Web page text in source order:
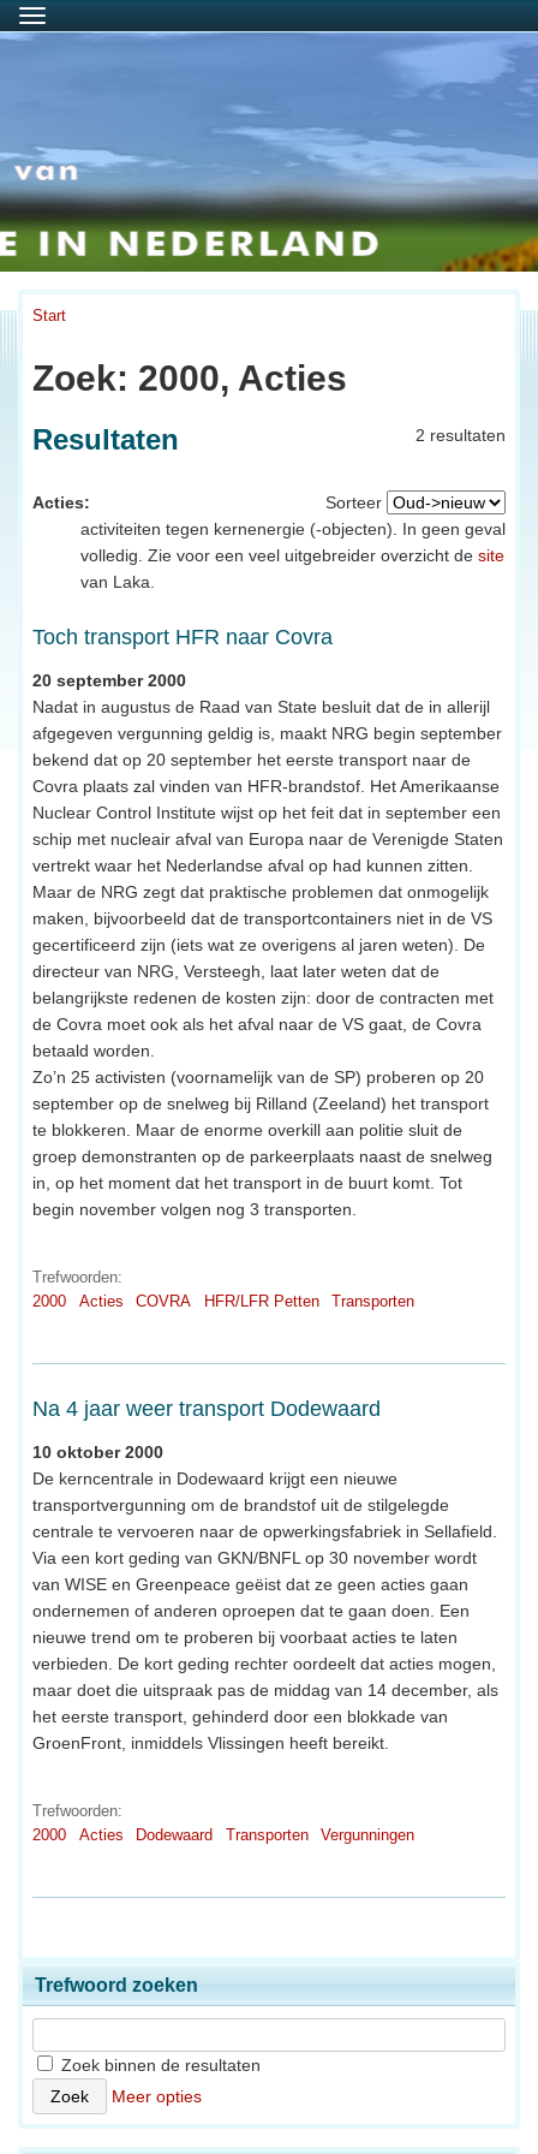
Menu
Start
Zoek: 2000, Acties
2 resultaten
Resultaten
Sorteer
Acties:
activiteiten tegen kernenergie (-objecten). In geen geval
volledig. Zie voor een veel uitgebreider overzicht de site
van Laka.
Toch transport HFR naar Covra
20 september 2000
Nadat in augustus de Raad van State besluit dat de in allerijl
afgegeven vergunning geldig is, maakt NRG begin september
bekend dat op 20 september het eerste transport naar de
Covra plaats zal vinden van HFR-brandstof. Het Amerikaanse
Nuclear Control Institute wijst op het feit dat in september een
schip met nucleair afval van Europa naar de Verenigde Staten
vertrekt waar het Nederlandse afval op had kunnen zitten.
Maar de NRG zegt dat praktische problemen dat onmogelijk
maken, bijvoorbeeld dat de transportcontainers niet in de VS
gecertificeerd zijn (iets wat ze overigens al jaren weten). De
directeur van NRG, Versteegh, laat later weten dat de
belangrijkste redenen de kosten zijn: door de contracten met
de Covra moet ook als het afval naar de VS gaat, de Covra
betaald worden.
Zo’n 25 activisten (voornamelijk van de SP) proberen op 20
september op de snelweg bij Rilland (Zeeland) het transport
te blokkeren. Maar de enorme overkill aan politie sluit de
groep demonstranten op de parkeerplaats naast de snelweg
in, op het moment dat het transport in de buurt komt. Tot
begin november volgen nog 3 transporten.
Trefwoorden:
2000
Acties COVRA HFR/LFR Petten Transporten
Na 4 jaar weer transport Dodewaard
10 oktober 2000
De kerncentrale in Dodewaard krijgt een nieuwe
transportvergunning om de brandstof uit de stilgelegde
centrale te vervoeren naar de opwerkingsfabriek in Sellafield.
Via een kort geding van GKN/BNFL op 30 november wordt
van WISE en Greenpeace geëist dat ze geen acties gaan
ondernemen of anderen oproepen dat te gaan doen. Een
nieuwe trend om te proberen bij voorbaat acties te laten
verbieden. De kort geding rechter oordeelt dat acties mogen,
maar doet die uitspraak pas de middag van 14 december, als
het eerste transport, gehinderd door een blokkade van
GroenFront, inmiddels Vlissingen heeft bereikt.
Trefwoorden:
2000
Acties Dodewaard Transporten Vergunningen
Trefwoord zoeken
Zoek binnen de resultaten
Meer opties